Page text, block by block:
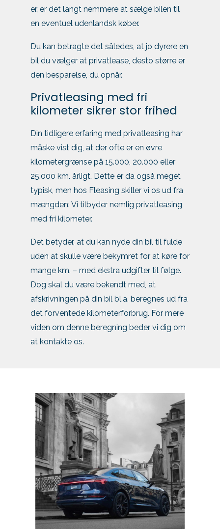
er, er det langt nemmere at sælge bilen til
en eventuel udenlandsk køber.
Du kan betragte det således, at jo dyrere en
bil du vælger at privatlease, desto større er
den besparelse, du opnår.
Privatleasing med fri
kilometer sikrer stor frihed
Din tidligere erfaring med privatleasing har
måske vist dig, at der ofte er en øvre
kilometergrænse på 15.000, 20.000 eller
25.000 km. årligt. Dette er da også meget
typisk, men hos Fleasing skiller vi os ud fra
mængden: Vi tilbyder nemlig privatleasing
med fri kilometer.
Det betyder, at du kan nyde din bil til fulde
uden at skulle være bekymret for at køre for
mange km. – med ekstra udgifter til følge.
Dog skal du være bekendt med, at
afskrivningen på din bil bl.a. beregnes ud fra
det forventede kilometerforbrug. For mere
viden om denne beregning beder vi dig om
at kontakte os.